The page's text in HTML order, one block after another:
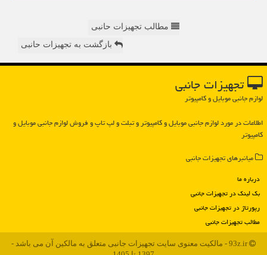
مطالب تجهیزات حانبی
بازگشت به تجهیزات حانبی
تجهیزات جانبی
لوازم جانبی موبایل و کامپیوتر
اطلاعات در مورد لوازم جانبی موبایل و كامپیوتر و تبلت و لپ تاپ و فروش لوازم جانبی موبایل و
كامپیوتر
میانبرهای تجهیزات جانبی
درباره ما
بک لینک در تجهیزات جانبی
رپورتاژ در تجهیزات جانبی
مطالب تجهیزات جانبی
93z.ir - مالکیت معنوی سایت تجهیزات جانبی متعلق به مالکین آن می باشد -